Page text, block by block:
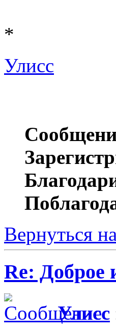
*
Улисс
Вернуться
Re: Доброе
Улисс